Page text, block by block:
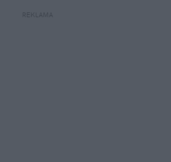
REKLAMA